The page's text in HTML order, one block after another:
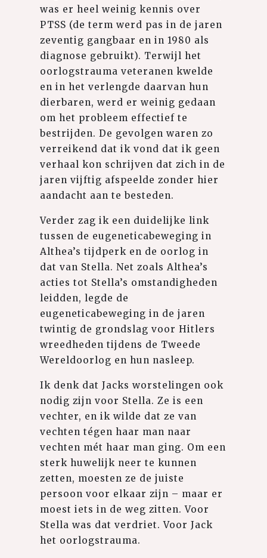
was er heel weinig kennis over
PTSS (de term werd pas in de jaren
zeventig gangbaar en in 1980 als
diagnose gebruikt). Terwijl het
oorlogstrauma veteranen kwelde
en in het verlengde daarvan hun
dierbaren, werd er weinig gedaan
om het probleem effectief te
bestrijden. De gevolgen waren zo
verreikend dat ik vond dat ik geen
verhaal kon schrijven dat zich in de
jaren vijftig afspeelde zonder hier
aandacht aan te besteden.
Verder zag ik een duidelijke link
tussen de eugeneticabeweging in
Althea’s tijdperk en de oorlog in
dat van Stella. Net zoals Althea’s
acties tot Stella’s omstandigheden
leidden, legde de
eugeneticabeweging in de jaren
twintig de grondslag voor Hitlers
wreedheden tijdens de Tweede
Wereldoorlog en hun nasleep.
Ik denk dat Jacks worstelingen ook
nodig zijn voor Stella. Ze is een
vechter, en ik wilde dat ze van
vechten tégen haar man naar
vechten mét haar man ging. Om een
sterk huwelijk neer te kunnen
zetten, moesten ze de juiste
persoon voor elkaar zijn – maar er
moest iets in de weg zitten. Voor
Stella was dat verdriet. Voor Jack
het oorlogstrauma.